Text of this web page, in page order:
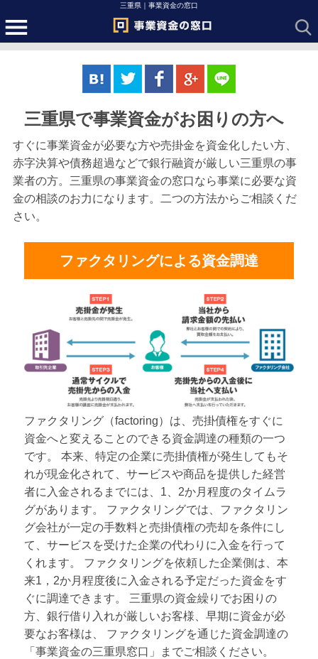
三重県｜事業資金の窓口
三重県で事業資金がお困りの方へ
すぐに事業資金が必要な方や売掛金を資金化したい方、
赤字決算や債務超過などで銀行融資が厳しい三重県の事
業者の方。三重県の事業資金の窓口なら事業に必要な資
金の相談のお力になります。二つの方法からご相談くだ
さい。
ファクタリングによる資金調達
ファクタリング（factoring）は、売掛債権をすぐに
資金へと変えることのできる資金調達の種類の一つ
です。 本来、特定の企業に売掛債権が発生してもそ
れが現金化されて、サービスや商品を提供した経営
者に入金されるまでには、1、2か月程度のタイムラ
グがあります。 ファクタリングでは、ファクタリン
グ会社が一定の手数料と売掛債権の売却を条件にし
て、サービスを受けた企業の代わりに入金を行って
くれます。 ファクタリングを依頼した企業側は、本
来1，2か月程度後に入金される予定だった資金をす
ぐに調達できます。 三重県の資金繰りでお困りの
方、銀行借り入れが厳しいお客様、早期に資金が必
要なお客様は、 ファクタリングを通じた資金調達の
「事業資金の三重県窓口」までご相談ください。